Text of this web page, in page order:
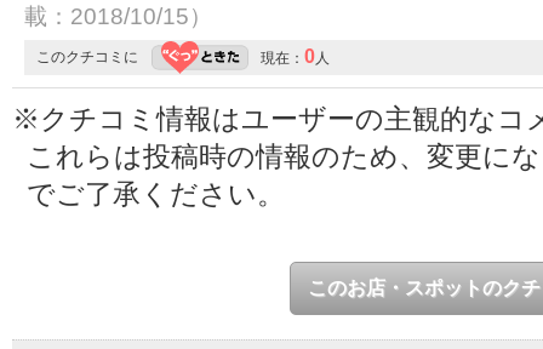
載：2018/10/15）
このクチコミに 現在： 0 人
※クチコミ情報はユーザーの主観的なコ
これらは投稿時の情報のため、変更に
でご了承ください。
このお店・スポットのク